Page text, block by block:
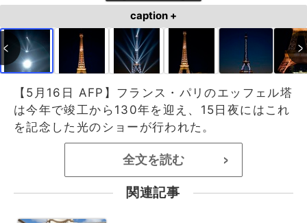
caption +
【5月16日 AFP】フランス・パリのエッフェル塔
は今年で竣工から130年を迎え、15日夜にはこれ
を記念した光のショーが行われた。
全文を読む >
関連記事